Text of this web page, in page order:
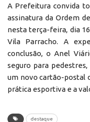
A Prefeitura convida
assinatura da Ordem
nesta terça-feira, dia
Vila Parracho. A
conclusão, o Anel
seguro para
um novo cartão-postal
prática esportiva e a
destaque